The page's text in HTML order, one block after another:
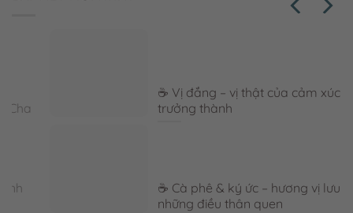
☕ Vị đắng – vị thật của cảm xúc
trưởng thành
☕ Cà phê & ký ức – hương vị lưu giữ
những điều thân quen